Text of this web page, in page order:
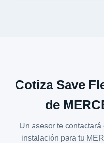
Cotiza Save
de
Un asesor te
instalación para tu